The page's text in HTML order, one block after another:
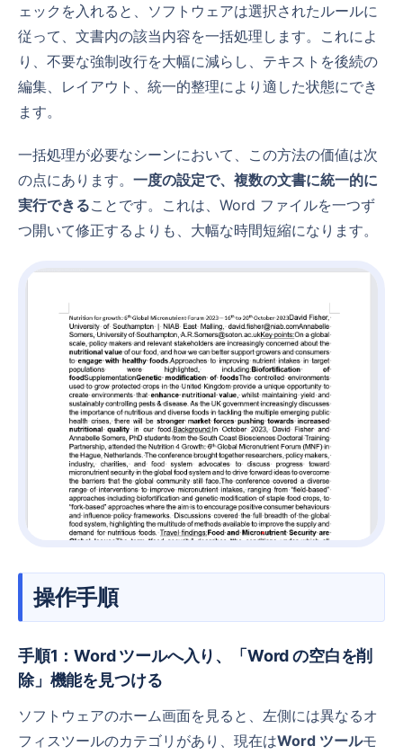
ェックを入れると、ソフトウェアは選択されたルールに
従って、文書内の該当内容を一括処理します。これによ
り、不要な強制改行を大幅に減らし、テキストを後続の
編集、レイアウト、統一的整理により適した状態にでき
ます。
一括処理が必要なシーンにおいて、この方法の価値は次
の点にあります。 一度の設定で、複数の文書に統一的に
実行できることです。これは、Word ファイルを一つず
つ開いて修正するよりも、大幅な時間短縮になります。
操作手順
手順1：Word ツールへ入り、「Word の空白を削
除」機能を見つける
ソフトウェアのホーム画面を見ると、左側には異なるオ
フィスツールのカテゴリがあり、現在はWord ツールモ